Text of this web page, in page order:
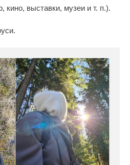
кино, выставки, музеи и т. п.).